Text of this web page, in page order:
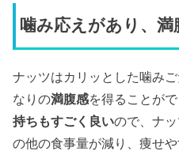
噛み応えがあり、
ナッツはカリッとした噛み
なりの満腹感を得ることが
持ちもすごく良いので、ナ
の他の食事量が減り、痩せや